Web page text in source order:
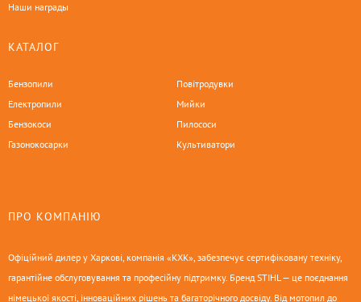
Наши награды
КАТАЛОГ
Бензопили
Електропили
Бензокоси
Газонокосарки
Повітродувки
Мийки
Пилососи
Культиватори
ПРО КОМПАНІЮ
Офіційний дилер у Харкові, компанія «КХК», забезпечує сертифіковану техніку,
гарантійне обслуговування та професійну підтримку. Бренд STIHL — це поєднання
німецької якості, інноваційних рішень та багаторічного досвіду. Від мотопил до